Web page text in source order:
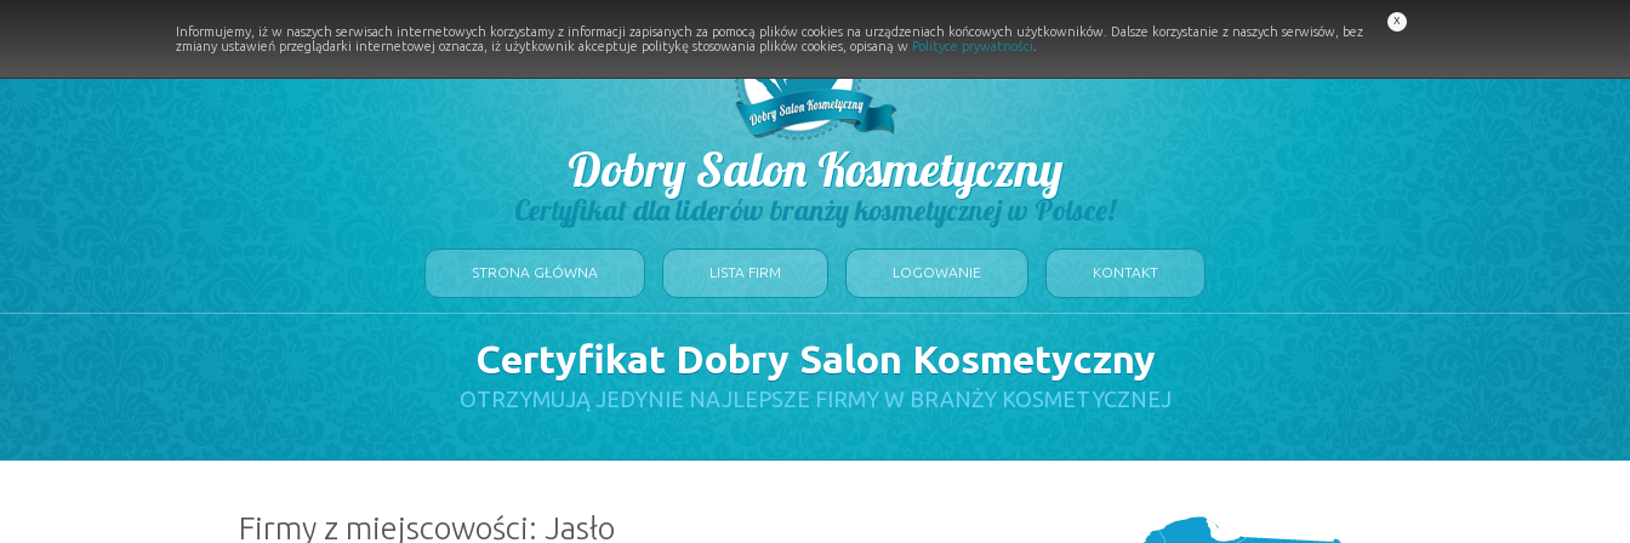
Dobry Salon Kosmetyczny
Certyfikat dla liderów branży kosmetycznej w Polsce!
STRONA GŁÓWNA LISTA FIRM LOGOWANIE KONTAKT
Certyfikat Dobry Salon Kosmetyczny
OTRZYMUJĄ JEDYNIE NAJLEPSZE FIRMY W BRANŻY KOSMETYCZNEJ
Firmy z miejscowości: Jasło
Informujemy, iż w naszych serwisach internetowych korzystamy z informacji zapisanych za pomocą plików cookies na urządzeniach końcowych użytkowników. Dalsze korzystanie z naszych serwisów, bez
zmiany ustawień przeglądarki internetowej oznacza, iż użytkownik akceptuje politykę stosowania plików cookies, opisaną w Polityce prywatności
x